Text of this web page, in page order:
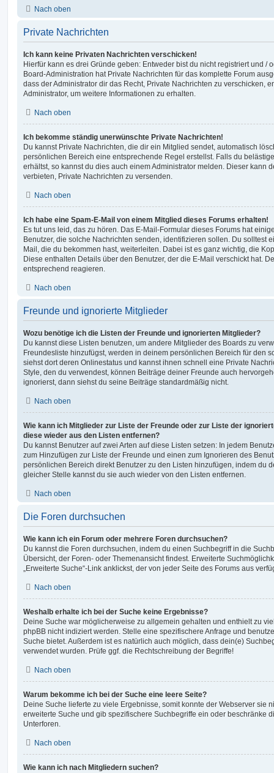
Nach oben
Private Nachrichten
Ich kann keine Privaten Nachrichten verschicken!
Hierfür kann es drei Gründe geben: Entweder bist du nicht registriert und /
Board-Administration hat Private Nachrichten für das komplette Forum
dass der Administrator dir das Recht, Private Nachrichten zu verschicken,
Administrator, um weitere Informationen zu erhalten.
Nach oben
Ich bekomme ständig unerwünschte Private Nachrichten!
Du kannst Private Nachrichten, die dir ein Mitglied sendet, automatisch
persönlichen Bereich eine entsprechende Regel erstellst. Falls du
erhältst, so kannst du dies auch einem Administrator melden. Dieser kann
verbieten, Private Nachrichten zu versenden.
Nach oben
Ich habe eine Spam-E-Mail von einem Mitglied dieses Forums erhalten!
Es tut uns leid, das zu hören. Das E-Mail-Formular dieses Forums hat
Benutzer, die solche Nachrichten senden, identifizieren sollen. Du solltest
Mail, die du bekommen hast, weiterleiten. Dabei ist es ganz wichtig, die
Diese enthalten Details über den Benutzer, der die E-Mail verschickt hat.
entsprechend reagieren.
Nach oben
Freunde und ignorierte Mitglieder
Wozu benötige ich die Listen der Freunde und ignorierten Mitglieder?
Du kannst diese Listen benutzen, um andere Mitglieder des Boards zu
Freundesliste hinzufügst, werden in deinem persönlichen Bereich für den
siehst dort deren Onlinestatus und kannst ihnen schnell eine Private
Style, den du verwendest, können Beiträge deiner Freunde auch
ignorierst, dann siehst du seine Beiträge standardmäßig nicht.
Nach oben
Wie kann ich Mitglieder zur Liste der Freunde oder zur Liste der
diese wieder aus den Listen entfernen?
Du kannst Benutzer auf zwei Arten auf diese Listen setzen: In jedem
zum Hinzufügen zur Liste der Freunde und einen zum Ignorieren des
persönlichen Bereich direkt Benutzer zu den Listen hinzufügen, indem du
gleicher Stelle kannst du sie auch wieder von den Listen entfernen.
Nach oben
Die Foren durchsuchen
Wie kann ich ein Forum oder mehrere Foren durchsuchen?
Du kannst die Foren durchsuchen, indem du einen Suchbegriff in die
Übersicht, der Foren- oder Themenansicht findest. Erweiterte
„Erweiterte Suche“-Link anklickst, der von jeder Seite des Forums aus
Nach oben
Weshalb erhalte ich bei der Suche keine Ergebnisse?
Deine Suche war möglicherweise zu allgemein gehalten und enthielt zu
phpBB nicht indiziert werden. Stelle eine spezifischere Anfrage und
Suche bietet. Außerdem ist es natürlich auch möglich, dass dein(e)
verwendet wurden. Prüfe ggf. die Rechtschreibung der Begriffe!
Nach oben
Warum bekomme ich bei der Suche eine leere Seite?
Deine Suche lieferte zu viele Ergebnisse, somit konnte der Webserver sie
erweiterte Suche und gib spezifischere Suchbegriffe ein oder beschränke
Unterforen.
Nach oben
Wie kann ich nach Mitgliedern suchen?